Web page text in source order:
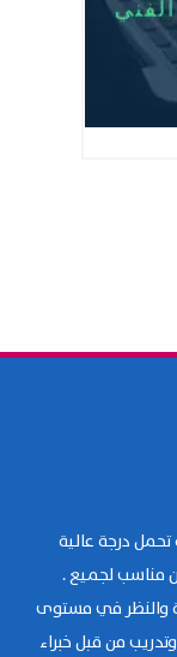
تحمل درجة عالية
مناسب لجميع .
والنظر في مستوى
من قبل خبراء